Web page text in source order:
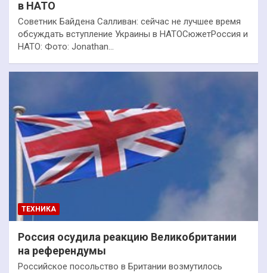
в НАТО
Советник Байдена Салливан: сейчас не лучшее время
обсуждать вступление Украины в НАТОСюжетРоссия и
НАТО: Фото: Jonathan…
ТЕХНИКА
Россия осудила реакцию Великобритании
на референдумы
Российское посольство в Британии возмутилось